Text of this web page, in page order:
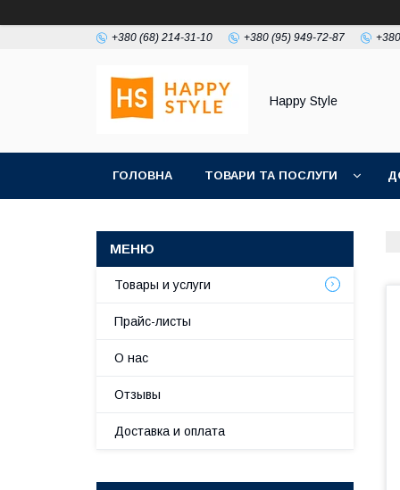
+380 (68) 214-31-10 +380 (95) 949-72-87
Happy Style
ГОЛОВНА ТОВАРИ ТА ПОСЛУГИ
Товары и услуги
Прайс-листы
О нас
Отзывы
Доставка и оплата